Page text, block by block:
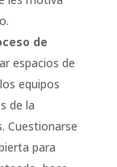
de
espacios de
equipos
de la
Cuestionarse
para